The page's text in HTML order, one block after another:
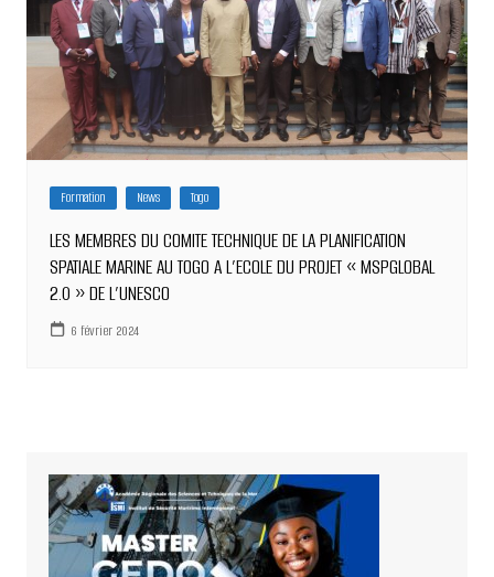
Formation News Togo
LES MEMBRES DU COMITE TECHNIQUE DE LA PLANIFICATION
SPATIALE MARINE AU TOGO A L’ECOLE DU PROJET « MSPGLOBAL
2.0 » DE L’UNESCO
6 février 2024